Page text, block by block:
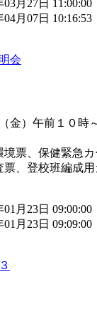
月27日 11:00:00
月07日 10:16:53
会
金）午前１０時
境票、保健緊急
票、登校班編成
月23日 09:00:00
月23日 09:09:00